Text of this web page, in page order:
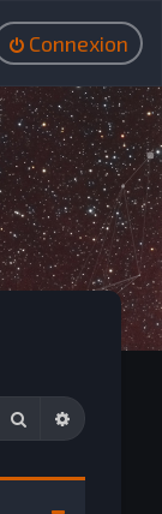
Connexion
Rechercher